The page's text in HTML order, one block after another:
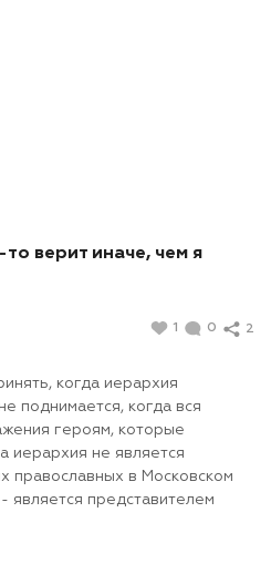
верит иначе, чем я
1 0 2
когда иерархия
поднимается, когда вся
героям, которые
иерархия не является
православных в Московском
является представителем